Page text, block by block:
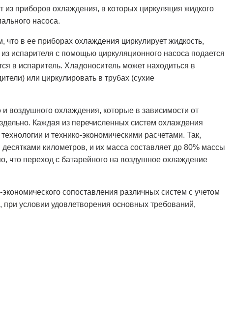
из приборов охлаждения, в которых циркуляция жидкого
насоса.
что в ее приборах охлаждения циркулирует жидкость,
испарителя с помощью циркуляционного насоса подается
в испаритель. Хладоноситель может находиться в
или циркулировать в трубах (сухие
воздушного охлаждения, которые в зависимости от
Каждая из перечисленных систем охлаждения
и технико-экономическими расчетами. Так,
километров, и их масса составляет до 80% массы
что переход с батарейного на воздушное охлаждение
сопоставления различных систем с учетом
условии удовлетворения основных требований,